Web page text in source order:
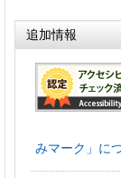
追加情報
みマーク」に